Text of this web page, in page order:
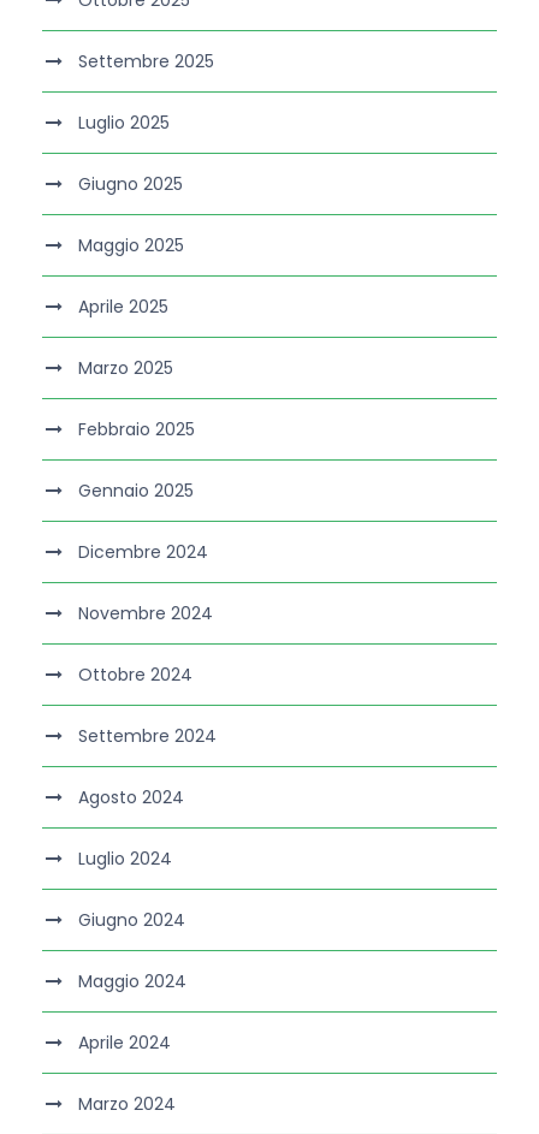
Settembre 2025
Luglio 2025
Giugno 2025
Maggio 2025
Aprile 2025
Marzo 2025
Febbraio 2025
Gennaio 2025
Dicembre 2024
Novembre 2024
Ottobre 2024
Settembre 2024
Agosto 2024
Luglio 2024
Giugno 2024
Maggio 2024
Aprile 2024
Marzo 2024